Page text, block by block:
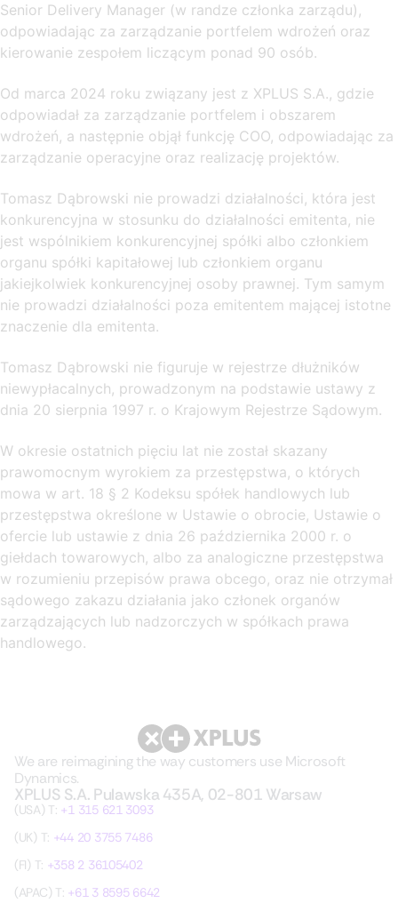
Senior Delivery Manager (w randze członka zarządu),
odpowiadając za zarządzanie portfelem wdrożeń oraz
kierowanie zespołem liczącym ponad 90 osób.
Od marca 2024 roku związany jest z XPLUS S.A., gdzie
odpowiadał za zarządzanie portfelem i obszarem
wdrożeń, a następnie objął funkcję COO, odpowiadając za
zarządzanie operacyjne oraz realizację projektów.
Tomasz Dąbrowski nie prowadzi działalności, która jest
konkurencyjna w stosunku do działalności emitenta, nie
jest wspólnikiem konkurencyjnej spółki albo członkiem
organu spółki kapitałowej lub członkiem organu
jakiejkolwiek konkurencyjnej osoby prawnej. Tym samym
nie prowadzi działalności poza emitentem mającej istotne
znaczenie dla emitenta.
Tomasz Dąbrowski nie figuruje w rejestrze dłużników
niewypłacalnych, prowadzonym na podstawie ustawy z
dnia 20 sierpnia 1997 r. o Krajowym Rejestrze Sądowym.
W okresie ostatnich pięciu lat nie został skazany
prawomocnym wyrokiem za przestępstwa, o których
mowa w art. 18 § 2 Kodeksu spółek handlowych lub
przestępstwa określone w Ustawie o obrocie, Ustawie o
ofercie lub ustawie z dnia 26 października 2000 r. o
giełdach towarowych, albo za analogiczne przestępstwa
w rozumieniu przepisów prawa obcego, oraz nie otrzymał
sądowego zakazu działania jako członek organów
zarządzających lub nadzorczych w spółkach prawa
handlowego.
We are reimagining the way customers use Microsoft
Dynamics.
XPLUS S.A. Pulawska 435A, 02-801 Warsaw
(USA) T: +1 315 621 3093
(UK) T: +44 20 3755 7486
(FI) T: +358 2 36105402
(APAC) T: +61 3 8595 6642